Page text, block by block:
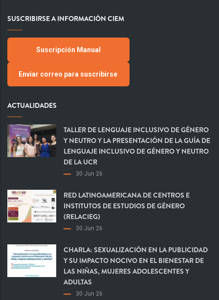
SUSCRIBIRSE A INFORMACIÓN CIEM
Suscripción Manual
Enviar correo para suscribirse
ACTUALIDADES
TALLER DE LENGUAJE INCLUSIVO DE GÉNERO
Y NEUTRO Y LA PRESENTACIÓN DE LA GUÍA DE
LENGUAJE INCLUSIVO DE GÉNERO Y NEUTRO
DE LA UCR
30 Jun 26
RED LATINOAMERICANA DE CENTROS E
INSTITUTOS DE ESTUDIOS DE GÉNERO
(RELACIEG)
30 Jun 26
CHARLA: SEXUALIZACIÓN EN LA PUBLICIDAD
Y SU IMPACTO NOCIVO EN EL BIENESTAR DE
LAS NIÑAS, MUJERES ADOLESCENTES Y
ADULTAS
30 Jun 26